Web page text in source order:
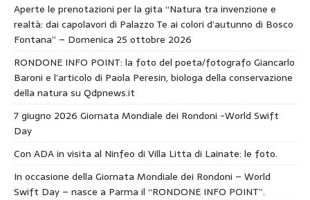
Aperte le prenotazioni per la gita “Natura tra invenzione e
realtà: dai capolavori di Palazzo Te ai colori d’autunno di Bosco
Fontana” – Domenica 25 ottobre 2026
RONDONE INFO POINT: la foto del poeta/fotografo Giancarlo
Baroni e l’articolo di Paola Peresin, biologa della conservazione
della natura su Qdpnews.it
7 giugno 2026 Giornata Mondiale dei Rondoni -World Swift
Day
Con ADA in visita al Ninfeo di Villa Litta di Lainate: le foto.
In occasione della Giornata Mondiale dei Rondoni – World
Swift Day – nasce a Parma il “RONDONE INFO POINT”.